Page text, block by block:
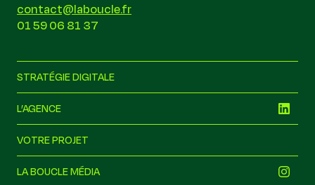
contact@laboucle.fr
01 59 06 81 37
STRATÉGIE DIGITALE
L’AGENCE
VOTRE PROJET
LA BOUCLE MÉDIA